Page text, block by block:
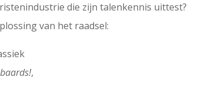
die zijn talenkennis uittest?
van het raadsel:
,